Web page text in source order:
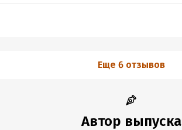
Еще 6 отзывов
Автор выпуска